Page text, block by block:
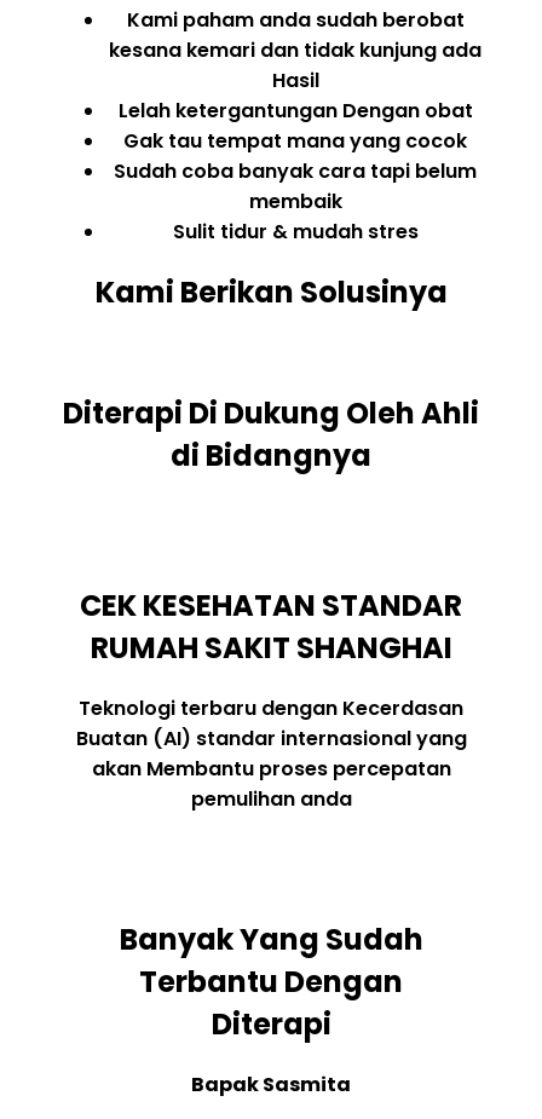
Kami paham anda sudah berobat
kesana kemari dan tidak kunjung ada
Hasil
Lelah ketergantungan Dengan obat
Gak tau tempat mana yang cocok
Sudah coba banyak cara tapi belum
membaik
Sulit tidur & mudah stres
Kami Berikan Solusinya
Diterapi Di Dukung Oleh Ahli
di Bidangnya
CEK KESEHATAN STANDAR
RUMAH SAKIT SHANGHAI
Teknologi terbaru dengan Kecerdasan
Buatan (AI) standar internasional yang
akan Membantu proses percepatan
pemulihan anda
Banyak Yang Sudah
Terbantu Dengan
Diterapi
Bapak Sasmita